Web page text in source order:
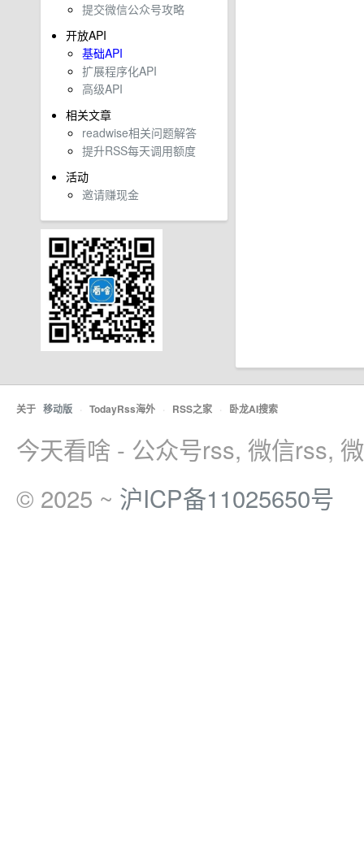
提交微信公众号攻略
开放API
基础API
扩展程序化API
高级API
相关文章
readwise相关问题解答
提升RSS每天调用额度
活动
邀请赚现金
关于 移动版 · TodayRss海外 · RSS之家 · 卧龙AI搜索
今天看啥 - 公众号rss, 微信rss,
© 2025 ~ 沪ICP备11025650号